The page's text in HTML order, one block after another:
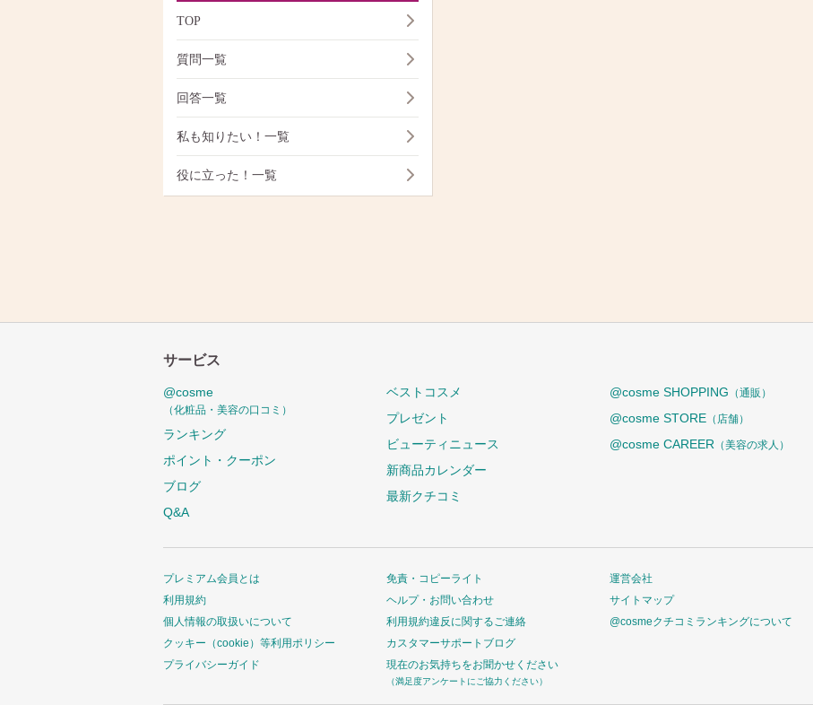
TOP
質問一覧
回答一覧
私も知りたい！一覧
役に立った！一覧
サービス
@cosme
（化粧品・美容の口コミ）
ランキング
ポイント・クーポン
ブログ
Q&A
ベストコスメ
プレゼント
ビューティニュース
新商品カレンダー
最新クチコミ
@cosme SHOPPING （通販）
@cosme STORE （店舗）
@cosme CAREER （美容の求人）
プレミアム会員とは
利用規約
個人情報の取扱いについて
クッキー（cookie）等利用ポリシー
プライバシーガイド
免責・コピーライト
ヘルプ・お問い合わせ
利用規約違反に関するご連絡
カスタマーサポートブログ
現在のお気持ちをお聞かせください
（満足度アンケートにご協力ください）
運営会社
サイトマップ
@cosmeクチコミランキングについて